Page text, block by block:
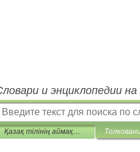
и энциклопедии
Қазақ тілінің аймақтық сөздігі